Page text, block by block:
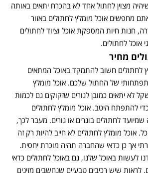
מצוין לחתול אחד לא בהכרח יתאים באותה
מחפשים אוכל מומלץ לחתולים באזור
חנות חיות המספקת אוכל וציוד לחתולים
אוכל לחתולים.
מחיר
לחתולים חשוב להתמקד באוכל המתאים
של החתול שלכם. אוכל מומלץ
לא יתאים כמובן לגורים שזקוקים גם לכמות
להתפתח היטב. אוכל מומלץ לחתולים
שמיועד לחתולים בוגרים או גורים. מעבר לכך,
אוכל מומלץ לחתולים לא חייב להיות רק זה
אך כן כדאי שהחברה תהיה מוכרת יחסית.
לעשות באוכל שלנו, גם באוכל לחתולים כדאי
לראות שיש רכיבים טבעיים שנחשבים מזינים